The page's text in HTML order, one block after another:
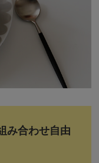
み合わせ自由